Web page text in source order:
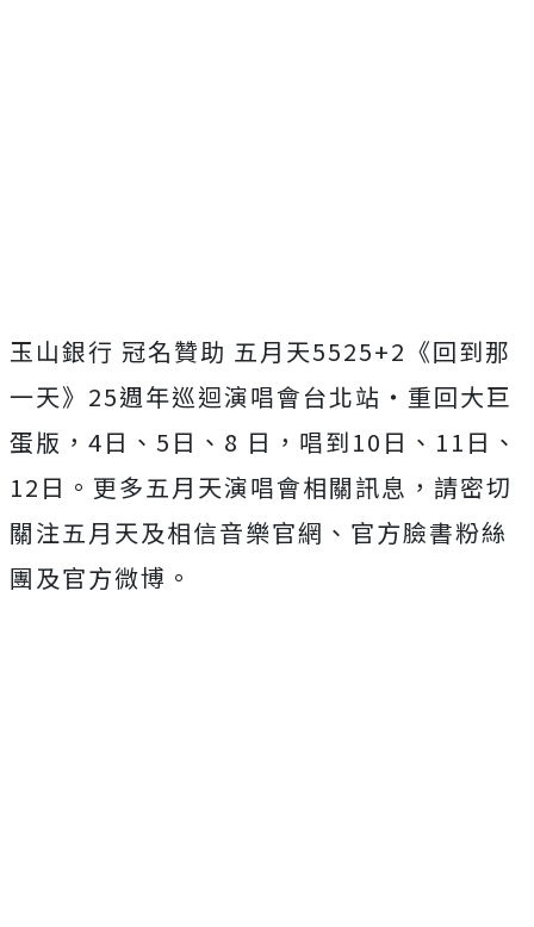
玉山銀行 冠名贊助 五月天5525+2 《回到那
一天》 25週年巡迴演唱會台北站・ 重回大巨
蛋版， 4日、 5 日、 8 日，唱到10 日、 11 日、
12 日。更多五月天演唱會相關訊息， 請密切
關注五月天及相信音樂官網、官方臉書粉絲
團及官方微博。